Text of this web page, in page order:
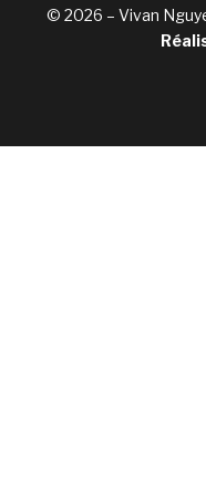
© 2026 – Vivan